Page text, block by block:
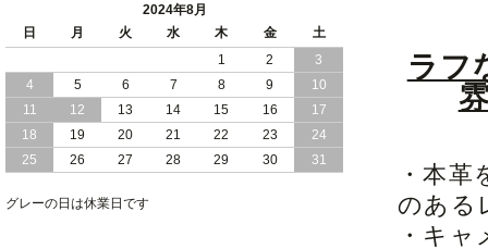
ラフ
・本
のある
・キ
組立設置付
日本製 大容量 収納 跳ね上げ式 （ リフ
トアップ ） ベッド 横開き ヘッドボー
ド 組立設置 付き
2024/04/25
日本製 収納 跳ね上げ式 リフトアップ
ベッド 縦開き ヘッドボード 組立設置サ
2024年8月
日
月 火 水 木 金
土
1
2
3
4
5 6 7 8 9
10
11
12 13 14 15 16
17
18
19 20 21 22 23
24
25
26 27 28 29 30 31
グレーの日は休業日です